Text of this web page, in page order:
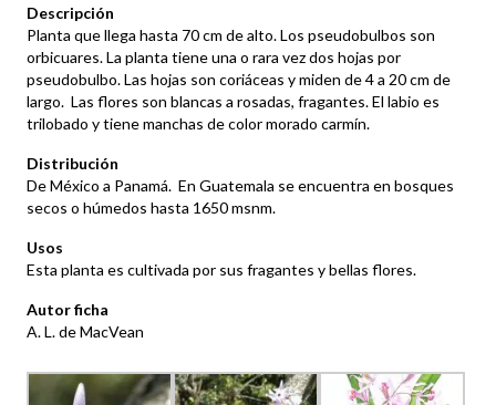
Descripción
Planta que llega hasta 70 cm de alto. Los pseudobulbos son
orbicuares. La planta tiene una o rara vez dos hojas por
pseudobulbo. Las hojas son coriáceas y miden de 4 a 20 cm de
largo. Las flores son blancas a rosadas, fragantes. El labio es
trilobado y tiene manchas de color morado carmín.
Distribución
De México a Panamá. En Guatemala se encuentra en bosques
secos o húmedos hasta 1650 msnm.
Usos
Esta planta es cultivada por sus fragantes y bellas flores.
Autor ficha
A. L. de MacVean